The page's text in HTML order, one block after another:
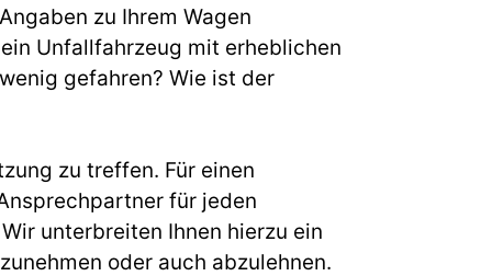
zu Ihrem Wagen
Unfallfahrzeug mit erheblichen
gefahren? Wie ist der
zu treffen. Für einen
für jeden
unterbreiten Ihnen hierzu ein
oder auch abzulehnen.